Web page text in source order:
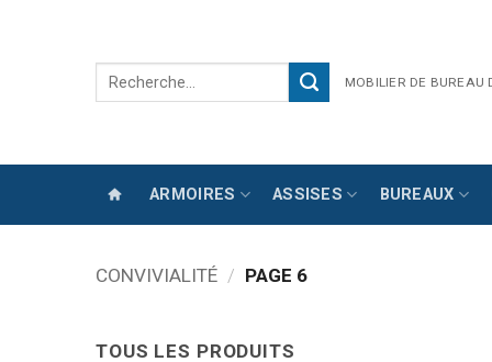
Recherche
MOBILIER DE BUREAU
ARMOIRES ASSISES BUREAUX
CONVIVIALITÉ / PAGE 6
TOUS LES PRODUITS